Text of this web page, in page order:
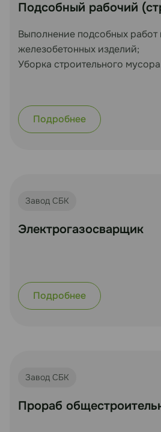
Подсобный рабочий
Выполнение подсобных работ
железобетонных изделий;
Уборка строительного
Подробнее
Завод СБК
Электрогазосварщик
Подробнее
Завод СБК
Прораб